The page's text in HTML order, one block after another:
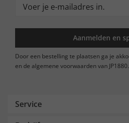
Aanmelden en
Door een bestelling te plaatsen ga je
en de algemene voorwaarden van JP1880.
Service